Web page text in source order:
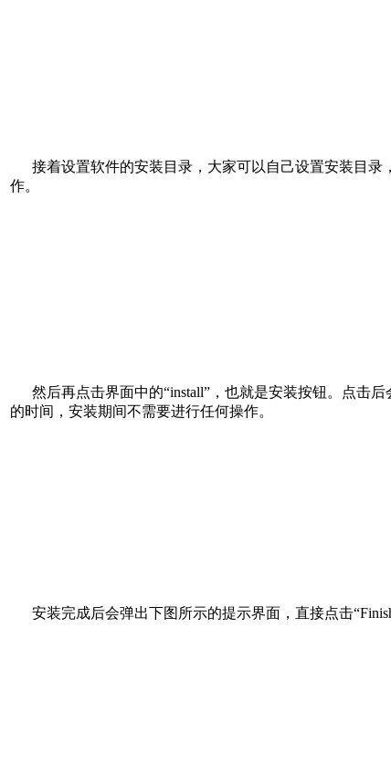
接着设置软件的安装目录，大家可以自己设置安装目录
作。
然后再点击界面中的“install”，也就是安装按钮。点击
的时间，安装期间不需要进行任何操作。
安装完成后会弹出下图所示的提示界面，直接点击